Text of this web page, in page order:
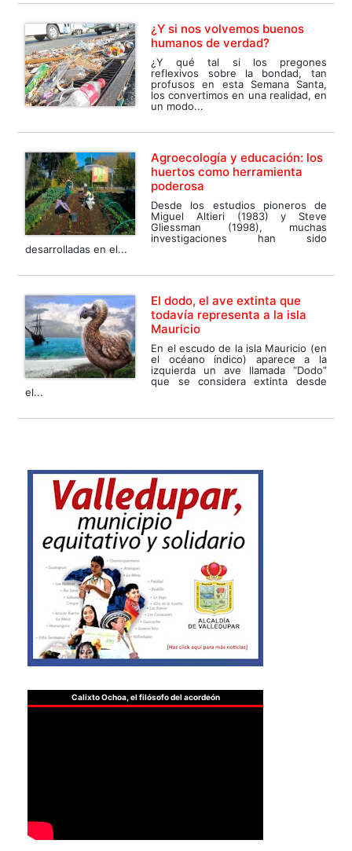
¿Y si nos volvemos buenos
humanos de verdad?
¿Y qué tal si los pregones
reflexivos sobre la bondad, tan
profusos en esta Semana Santa,
los convertimos en una realidad, en
un modo...
Agroecología y educación: los
huertos como herramienta
poderosa
Desde los estudios pioneros de
Miguel Altieri (1983) y Steve
Gliessman (1998), muchas
investigaciones han sido
desarrolladas en el...
El dodo, el ave extinta que
todavía representa a la isla
Mauricio
En el escudo de la isla Mauricio (en
el océano índico) aparece a la
izquierda un ave llamada “Dodo”
que se considera extinta desde
el...
Calixto Ochoa, el filósofo del acordeón